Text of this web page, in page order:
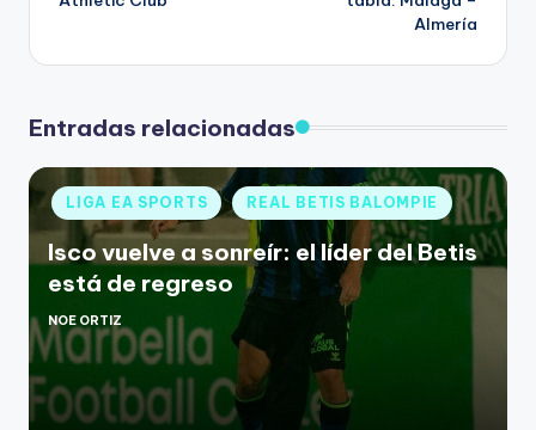
Almería
Entradas relacionadas
LIGA EA SPORTS REAL BETIS BALOMPIE
Isco vuelve a sonreír: el líder del Betis
está de regreso
NOE ORTIZ